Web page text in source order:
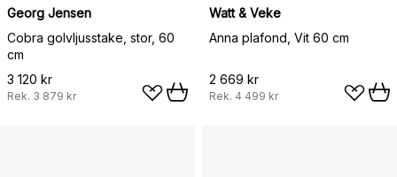
Georg Jensen
Cobra golvljusstake, stor, 60
cm
3 120 kr
Rek. 3 879 kr
Watt & Veke
Anna plafond, Vit 60 cm
2 669 kr
Rek. 4 499 kr